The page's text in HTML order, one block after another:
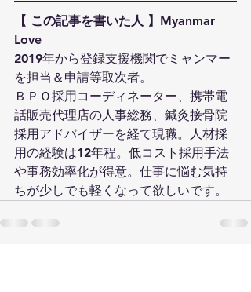
【 この記事を書いた人 】 Myanmar
Love
2019年から登録支援機関でミャンマー
を担当＆申請等取次者。
ＢＰＯ採用コーディネーター、携帯電
話販売代理店の人事総務、鍼灸接骨院
採用アドバイザーを経て現職。人材採
用の経験は12年程。低コスト採用手法
や事務効率化が得意。仕事に悩む気持
ちが少しでも軽くなって欲しいです。